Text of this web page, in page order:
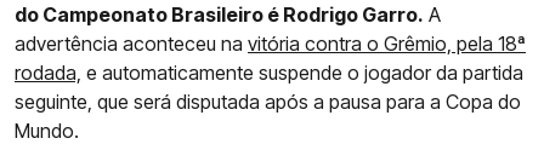
do Campeonato Brasileiro é Rodrigo Garro. A
advertência aconteceu na vitória contra o Grêmio, pela 18ª
rodada, e automaticamente suspende o jogador da partida
seguinte, que será disputada após a pausa para a Copa do
Mundo.